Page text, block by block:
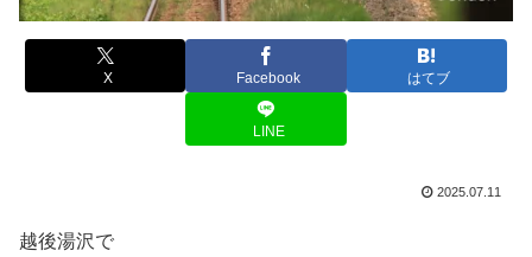
X Facebook はてブ
LINE
2025.07.11
越後湯沢で